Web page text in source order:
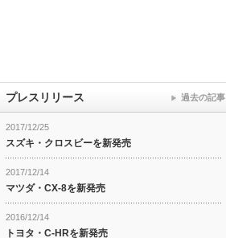
プレスリリース
2017/12/25
スズキ・クロスビーを新発売
2017/12/14
マツダ・CX-8を新発売
2016/12/14
トヨタ・C-HRを新発売
過去の記事